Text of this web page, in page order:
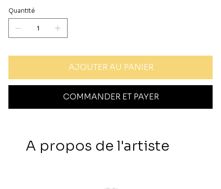
A propos de l'artiste
Quantité
AJOUTER AU PANIER
COMMANDER ET PAYER